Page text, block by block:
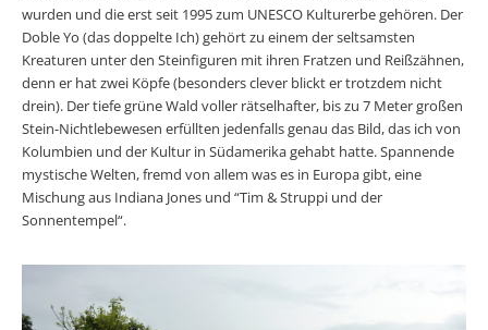
wurden und die erst seit 1995 zum UNESCO Kulturerbe gehören. Der
Doble Yo (das doppelte Ich) gehört zu einem der seltsamsten
Kreaturen unter den Steinfiguren mit ihren Fratzen und Reißzähnen,
denn er hat zwei Köpfe (besonders clever blickt er trotzdem nicht
drein). Der tiefe grüne Wald voller rätselhafter, bis zu 7 Meter großen
Stein-Nichtlebewesen erfüllten jedenfalls genau das Bild, das ich von
Kolumbien und der Kultur in Südamerika gehabt hatte. Spannende
mystische Welten, fremd von allem was es in Europa gibt, eine
Mischung aus Indiana Jones und “Tim & Struppi und der
Sonnentempel“.